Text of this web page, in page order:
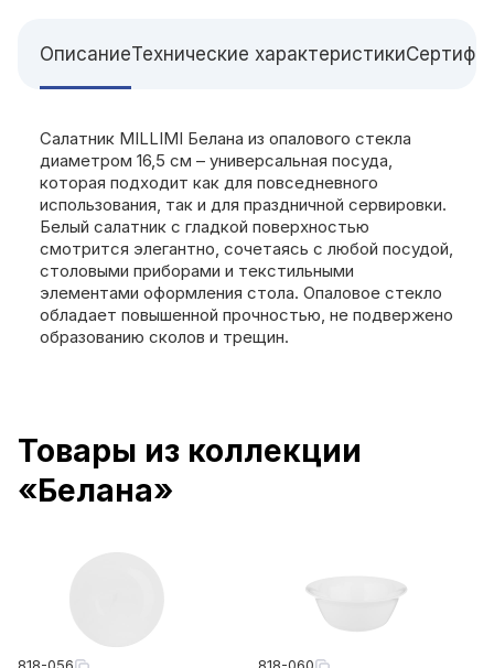
ОписаниеТехнические характеристики
Салатник MILLIMI Белана из опалового стекла
диаметром 16,5 см – универсальная посуда,
которая подходит как для повседневного
использования, так и для праздничной сервировки.
Белый салатник с гладкой поверхностью
смотрится элегантно, сочетаясь с любой посудой,
столовыми приборами и текстильными
элементами оформления стола. Опаловое стекло
обладает повышенной прочностью, не подвержено
образованию сколов и трещин.
Товары из коллекции
«Белана»